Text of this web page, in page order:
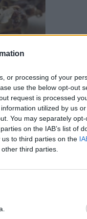
or processing of your
use the below opt-out
request is processed
utilized by us
You may separately
on the IAB’s list of
to third parties on the
third parties.
tudjuk
segít
a
csak az
értékes
malacok
erre a